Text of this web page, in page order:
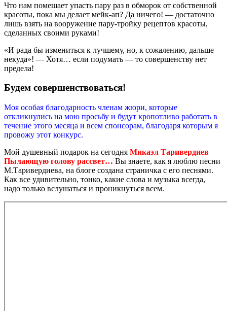
Что нам помешает упасть пару раз в обморок от собственной
красоты, пока мы делает мейк-ап? Да ничего! — достаточно
лишь взять на вооружение пару-тройку рецептов красоты,
сделанных своими руками!
«И рада бы измениться к лучшему, но, к сожалению, дальше
некуда»! — Хотя… если подумать — то совершенству нет
предела!
Будем совершенствоваться!
Моя особая благодарность членам жюри, которые
откликнулись на мою просьбу и будут кропотливо работать в
течение этого месяца и всем спонсорам, благодаря которым я
провожу этот конкурс.
Мой душевный подарок на сегодня Микаэл Таривердиев
Пылающую голову рассвет… Вы знаете, как я люблю песни
М.Таривердиева, на блоге создана страничка с его песнями.
Как все удивительно, тонко, какие слова и музыка всегда,
надо только вслушаться и проникнуться всем.